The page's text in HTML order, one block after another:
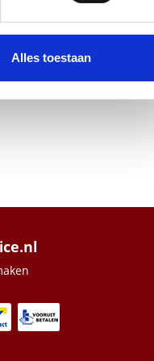
partners voor social
die u aan ze
Alles toestaan
kamerdekking nodig